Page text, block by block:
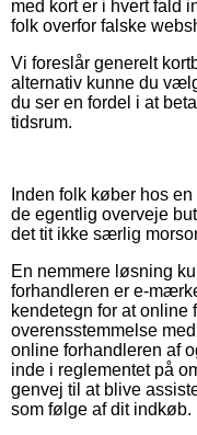
med kort er i hvert fald
folk overfor falske
Vi foreslår generelt
alternativ kunne du
du ser en fordel i at
tidsrum.
Inden folk køber hos
de egentlig overveje
det tit ikke særlig
En nemmere løsning
forhandleren er e-
kendetegn for at online
overensstemmelse
online forhandleren af
inde i reglementet på
genvej til at blive
som følge af dit indkøb.